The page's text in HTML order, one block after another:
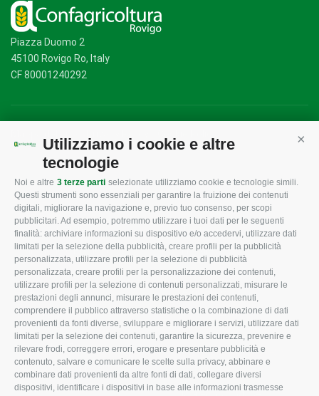
Utilizziamo i cookie e altre
tecnologie
Noi e altre 3 terze parti selezionate utilizziamo cookie e tecnologie simili.
Questi strumenti sono essenziali per garantire la fruizione dei contenuti
digitali, migliorare la navigazione e, previo tuo consenso, per scopi
pubblicitari. Ad esempio, potremmo utilizzare i tuoi dati per le seguenti
finalità: archiviare informazioni su dispositivo e/o accedervi, utilizzare dati
limitati per la selezione della pubblicità, creare profili per la pubblicità
personalizzata, utilizzare profili per la selezione di pubblicità
personalizzata, creare profili per la personalizzazione dei contenuti,
utilizzare profili per la selezione di contenuti personalizzati, misurare le
prestazioni degli annunci, misurare le prestazioni dei contenuti,
comprendere il pubblico attraverso statistiche o la combinazione di dati
provenienti da fonti diverse, sviluppare e migliorare i servizi, utilizzare dati
limitati per la selezione dei contenuti, garantire la sicurezza, prevenire e
rilevare frodi, correggere errori, erogare e presentare pubblicità e
contenuto, salvare e comunicare le scelte sulla privacy, abbinare e
combinare dati provenienti da altre fonti di dati, collegare diversi
dispositivi, identificare i dispositivi in base alle informazioni trasmesse
Piazza Duomo 2
45100 Rovigo Ro, Italy
CF 80001240292
CONFAGRICOLTURA
ROVIGO
L'Associazione
Missione e Progetto
Organigramma aziendale
I Nostri Servizi
Uffici della Sede
provinciale
Le Sedi di Zona
Agricoltori S.r.l.
Whistleblowing
CONFAGRICOLTURA
INFORMA
Tecnico
Fiscale
Lavoro
Ambiente
Associazione
CONFAGRICOLTURA
ATTIVA